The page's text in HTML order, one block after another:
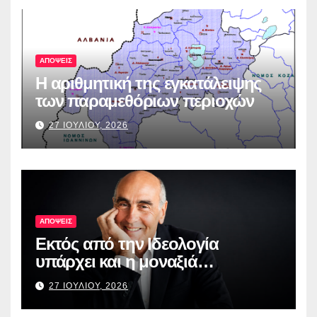
ΑΠΟΨΕΙΣ
Η αριθμητική της εγκατάλειψης
των παραμεθόριων περιοχών
27 ΙΟΥΛΙΟΥ, 2026
ΑΠΟΨΕΙΣ
Εκτός από την Ιδεολογία
υπάρχει και η μοναξιά…
27 ΙΟΥΛΙΟΥ, 2026